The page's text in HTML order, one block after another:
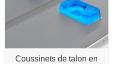
Coussinets de talon en